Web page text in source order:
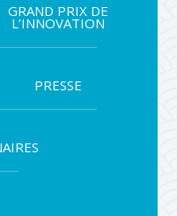
GRAND PRIX DE
L’INNOVATION
PRESSE